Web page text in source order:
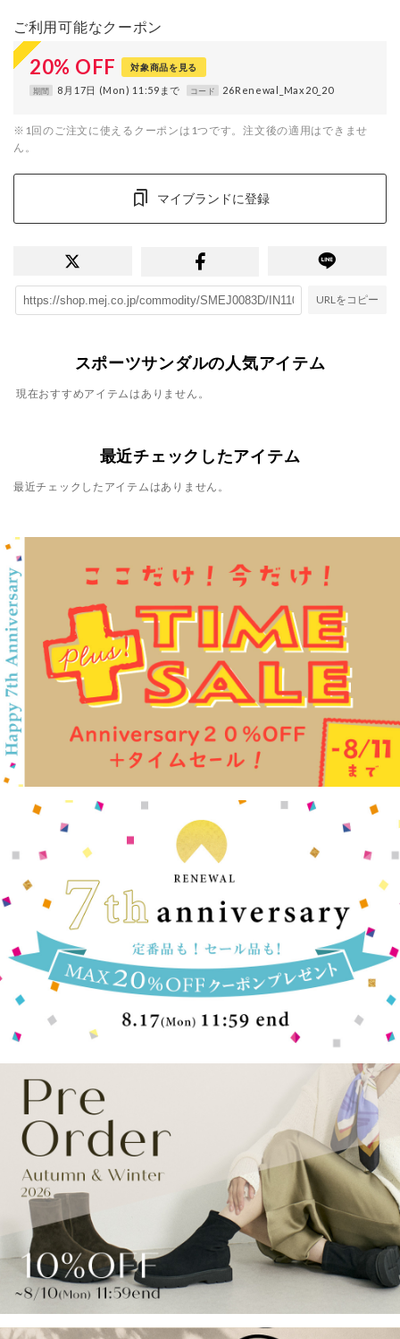
ご利用可能なクーポン
20% OFF 対象商品を見る
期間 8月17日 (Mon) 11:59まで コード 26Renewal_Max20_20
※1回のご注文に使えるクーポンは1つです。注文後の適用はできませ
ん。
マイブランドに登録
URLをコピー
スポーツサンダルの人気アイテム
現在おすすめアイテムはありません。
最近チェックしたアイテム
最近チェックしたアイテムはありません。